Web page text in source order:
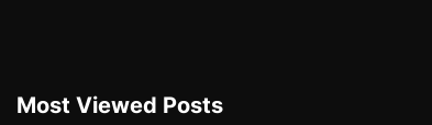
Most Viewed Posts